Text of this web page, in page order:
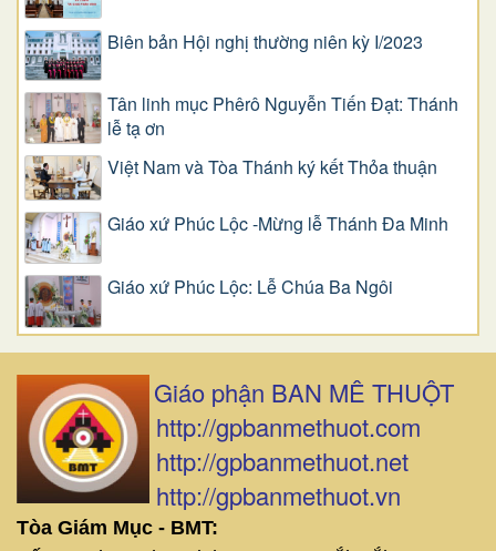
Biên bản Hội nghị thường niên kỳ I/2023
Tân linh mục Phêrô Nguyễn Tiến Đạt: Thánh
lễ tạ ơn
Việt Nam và Tòa Thánh ký kết Thỏa thuận
Giáo xứ Phúc Lộc -Mừng lễ Thánh Đa Minh
Giáo xứ Phúc Lộc: Lễ Chúa Ba Ngôi
Giáo phận BAN MÊ THUỘT
http://gpbanmethuot.com
http://gpbanmethuot.net
http://gpbanmethuot.vn
Tòa Giám Mục - BMT: